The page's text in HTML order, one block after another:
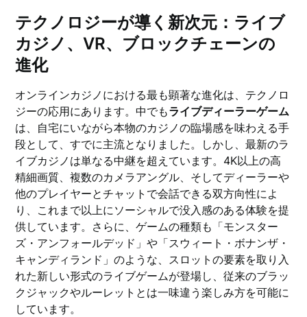
テクノロジーが導く新次元：ライブ
カジノ、VR、ブロックチェーンの
進化
オンラインカジノにおける最も顕著な進化は、テクノロ
ジーの応用にあります。中でもライブディーラーゲーム
は、自宅にいながら本物のカジノの臨場感を味わえる手
段として、すでに主流となりました。しかし、最新のラ
イブカジノは単なる中継を超えています。4K以上の高
精細画質、複数のカメラアングル、そしてディーラーや
他のプレイヤーとチャットで会話できる双方向性によ
り、これまで以上にソーシャルで没入感のある体験を提
供しています。さらに、ゲームの種類も「モンスター
ズ・アンフォールデッド」や「スウィート・ボナンザ・
キャンディランド」のような、スロットの要素を取り入
れた新しい形式のライブゲームが登場し、従来のブラッ
クジャックやルーレットとは一味違う楽しみ方を可能に
しています。